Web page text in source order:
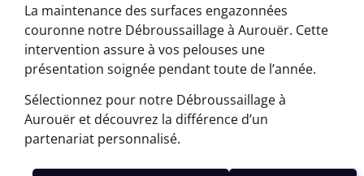
La maintenance des surfaces engazonnées
couronne notre Débroussaillage à Aurouër. Cette
intervention assure à vos pelouses une
présentation soignée pendant toute de l’année.
Sélectionnez pour notre Débroussaillage à
Aurouër et découvrez la différence d’un
partenariat personnalisé.